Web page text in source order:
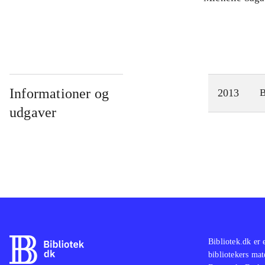
Informationer og
udgaver
2013
Bibliotek.dk er
bibliotekers